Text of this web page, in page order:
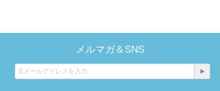
メルマガ＆SNS